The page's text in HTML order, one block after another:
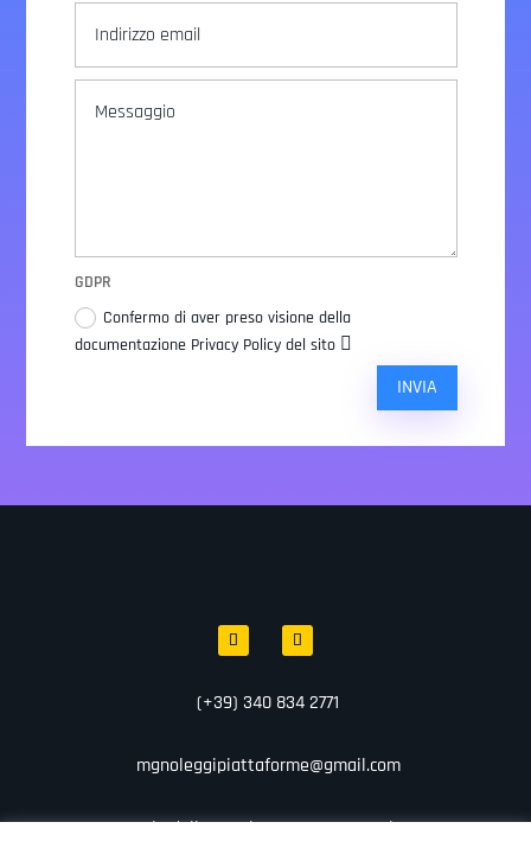
GDPR
Confermo di aver preso visione della
documentazione Privacy Policy del sito
INVIA
(+39) 340 834 2771
mgnoleggipiattaforme@gmail.com
Via della Costituente, 19/E – Bari